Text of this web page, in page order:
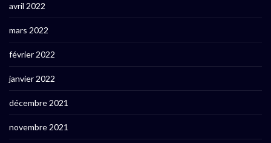
avril 2022
mars 2022
février 2022
janvier 2022
décembre 2021
novembre 2021